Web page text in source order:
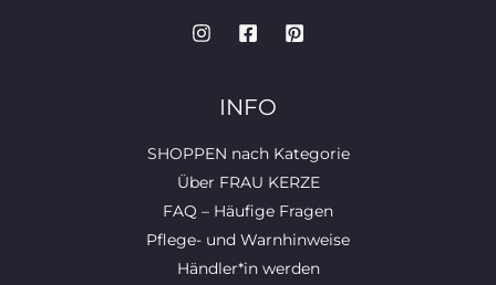
INFO
SHOPPEN nach Kategorie
Über FRAU KERZE
FAQ – Häufige Fragen
Pflege- und Warnhinweise
Händler*in werden